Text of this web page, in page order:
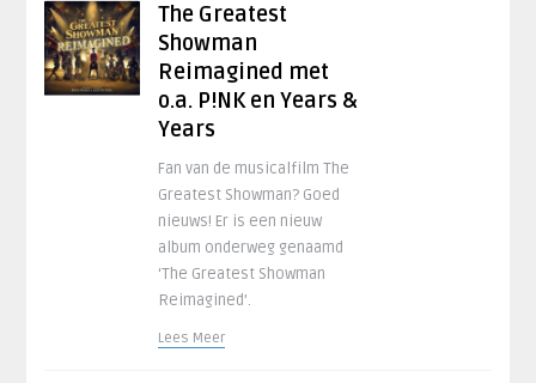
The Greatest
Showman
Reimagined met
o.a. P!NK en Years &
Years
Fan van de musicalfilm The
Greatest Showman? Goed
nieuws! Er is een nieuw
album onderweg genaamd
‘The Greatest Showman
Reimagined’.
Lees Meer